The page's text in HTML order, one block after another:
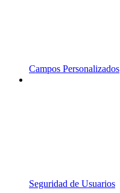
Campos Personalizados
Seguridad de Usuarios